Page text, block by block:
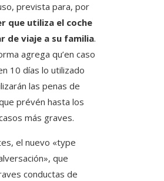
prevista para, por
que utiliza el coche
de viaje a su familia.
agrega qu’en caso
10 días lo utilizado
las penas de
prévén hasta los
más graves.
el nuevo «type
que
conductas de